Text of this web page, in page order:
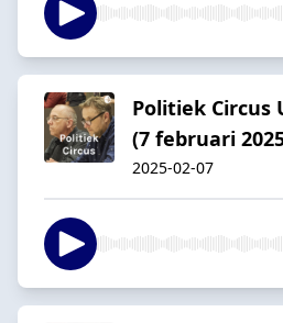
Politiek Circus
(7 februari
2025-02-07